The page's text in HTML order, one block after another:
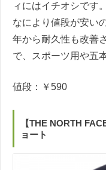
ィにはイチオシです。
なにより値段が安い
年から耐久性も改善
で、スポーツ用や五
値段：￥590
【THE NORTH
ョート